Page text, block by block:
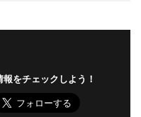
報をチェックしよう！